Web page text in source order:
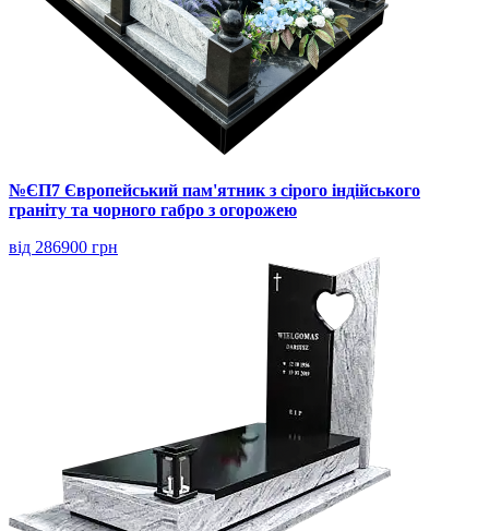
№ЄП7 Європейський пам'ятник з сірого індійського
граніту та чорного габро з огорожею
від 286900 грн